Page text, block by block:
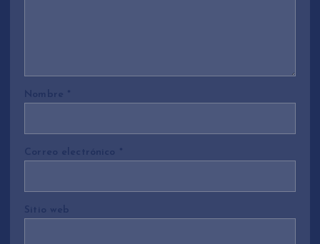
Nombre *
Correo electrónico *
Sitio web